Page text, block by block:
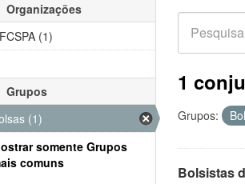
1
Grupos:
Bolsistas
Organizações
(1)
Grupos
(1)
somente Grupos
comuns